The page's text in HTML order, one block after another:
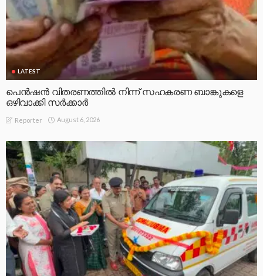
LATEST
പെൻഷൻ വിതരണത്തിൽ നിന്ന് സഹകരണ ബാങ്കുകളെ
ഒഴിവാക്കി സർക്കാർ
Reporter August 6, 2026